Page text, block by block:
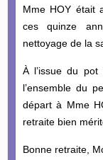
Mme HOY était
ces quinze
nettoyage de la
À l’issue du
l’ensemble du
départ à Mme
retraite bien
Bonne retraite,